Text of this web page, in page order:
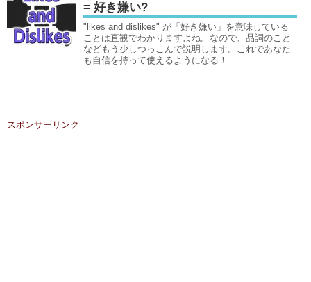
= 好き嫌い?
"likes and dislikes" が「好き嫌い」を意味している
ことは直観でわかりますよね。なので、品詞のこと
などもう少しつっこんで説明します。これであなた
も自信を持って使えるようになる！
スポンサーリンク